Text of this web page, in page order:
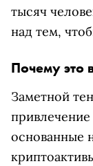
тысяч
над тем,
Почему это
Заметной
основанные